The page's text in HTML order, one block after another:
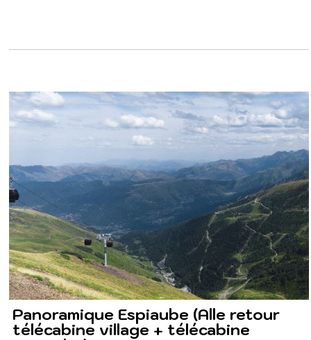
Panoramique Espiaube (Alle retour
télécabine village + télécabine